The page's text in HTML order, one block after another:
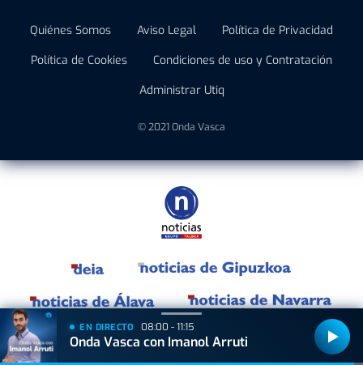
Quiénes Somos Aviso Legal
Política de Privacidad
Política de Cookies
Condiciones de uso y Contratación
Administrar Utiq
© 2021 Onda Vasca
EN DIRECTO 08:00 - 11:15
Onda Vasca con Imanol Arruti